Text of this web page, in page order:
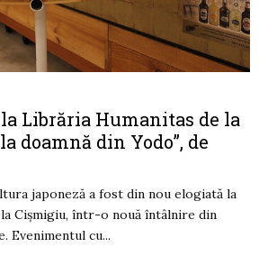
la Librăria Humanitas de la
doamnă din Yodo”, de
japoneză a fost din nou elogiată la
Cișmigiu, într-o nouă întâlnire din
Evenimentul cu...